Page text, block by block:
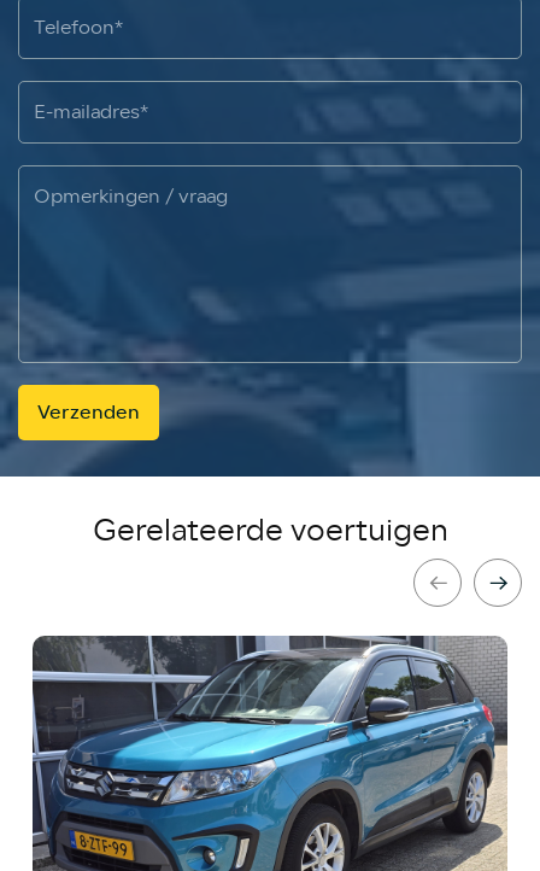
Verzenden
Gerelateerde voertuigen